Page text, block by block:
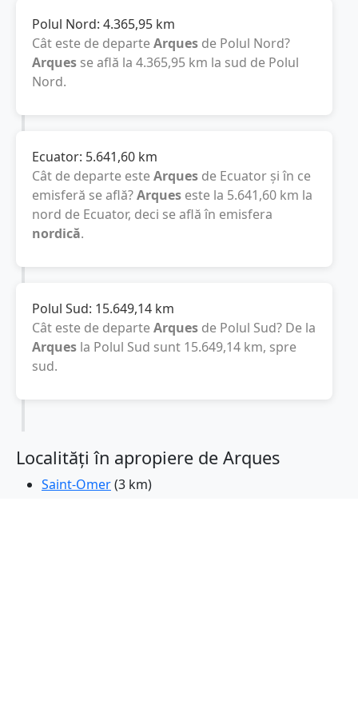
Polul Nord: 4.365,95 km
Cât este de departeArques de Polul Nord?
Arques se află la 4.365,95 km la sud de Polul
Nord.
Ecuator: 5.641,60 km
Cât de departe esteArques de Ecuator și în ce
emisferă se află?Arques este la 5.641,60 km la
nord de Ecuator, deci se află în emisfera
nordică.
Polul Sud: 15.649,14 km
Cât este de departeArques de Polul Sud? De la
Arques la Polul Sud sunt 15.649,14 km, spre
sud.
Localități în apropiere de Arques
Saint-Omer(3 km)